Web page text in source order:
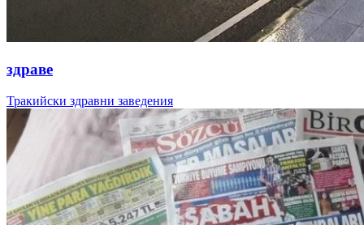
здраве
Тракийски здравни заведения